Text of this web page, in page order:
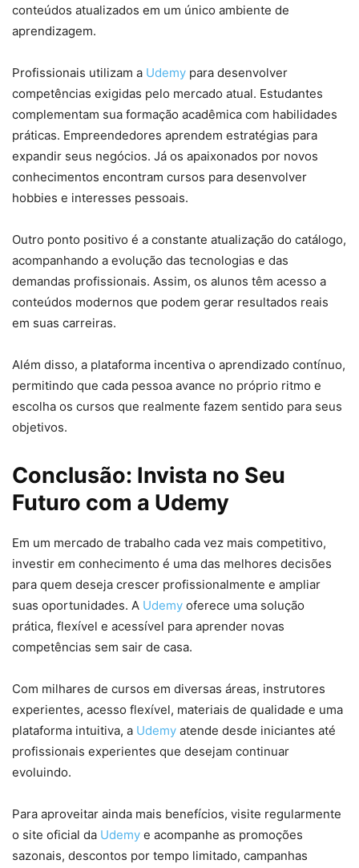
conteúdos atualizados em um único ambiente de
aprendizagem.
Profissionais utilizam a Udemy para desenvolver
competências exigidas pelo mercado atual. Estudantes
complementam sua formação acadêmica com habilidades
práticas. Empreendedores aprendem estratégias para
expandir seus negócios. Já os apaixonados por novos
conhecimentos encontram cursos para desenvolver
hobbies e interesses pessoais.
Outro ponto positivo é a constante atualização do catálogo,
acompanhando a evolução das tecnologias e das
demandas profissionais. Assim, os alunos têm acesso a
conteúdos modernos que podem gerar resultados reais
em suas carreiras.
Além disso, a plataforma incentiva o aprendizado contínuo,
permitindo que cada pessoa avance no próprio ritmo e
escolha os cursos que realmente fazem sentido para seus
objetivos.
Conclusão: Invista no Seu
Futuro com a Udemy
Em um mercado de trabalho cada vez mais competitivo,
investir em conhecimento é uma das melhores decisões
para quem deseja crescer profissionalmente e ampliar
suas oportunidades. A Udemy oferece uma solução
prática, flexível e acessível para aprender novas
competências sem sair de casa.
Com milhares de cursos em diversas áreas, instrutores
experientes, acesso flexível, materiais de qualidade e uma
plataforma intuitiva, a Udemy atende desde iniciantes até
profissionais experientes que desejam continuar
evoluindo.
Para aproveitar ainda mais benefícios, visite regularmente
o site oficial da Udemy e acompanhe as promoções
sazonais, descontos por tempo limitado, campanhas